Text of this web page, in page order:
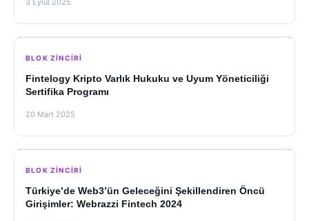
3 Eylül 2025
BLOK ZINCIRI
Fintelogy Kripto Varlık Hukuku ve Uyum Yöneticiliği
Sertifika Programı
20 Mart 2025
BLOK ZINCIRI
Türkiye’de Web3’ün Geleceğini Şekillendiren Öncü
Girişimler: Webrazzi Fintech 2024